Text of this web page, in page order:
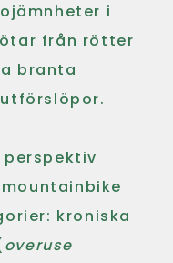
i
från rötter
branta
kroniska
overuse